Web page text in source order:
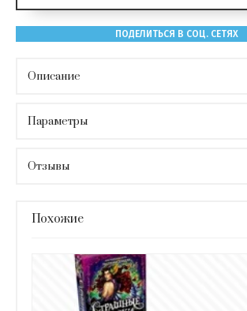
ПОДЕЛИТЬСЯ В СОЦ. СЕТЯХ
Описание
Параметры
Отзывы
Похожие